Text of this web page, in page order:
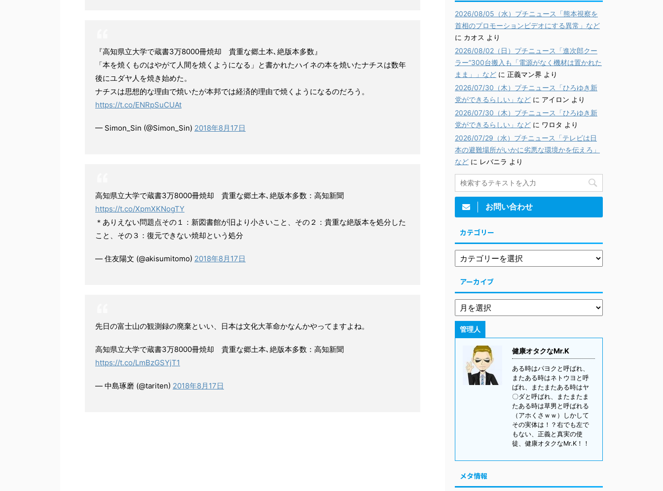
『高知県立大学で蔵書3万8000冊焼却 貴重な郷土本､絶版本多数』
「本を焼くものはやがて人間を焼くようになる」と書かれたハイネの本を焼いたナチスは数年
後にユダヤ人を焼き始めた。
ナチスは思想的な理由で焼いたが本邦では経済的理由で焼くようになるのだろう。
https://t.co/ENRpSuCUAt
— Simon_Sin (@Simon_Sin) 2018年8月17日
高知県立大学で蔵書3万8000冊焼却 貴重な郷土本､絶版本多数：高知新聞
https://t.co/XpmXKNogTY
＊ありえない問題点その１：新図書館が旧より小さいこと、その２：貴重な絶版本を処分した
こと、その３：復元できない焼却という処分
— 住友陽文 (@akisumitomo) 2018年8月17日
先日の富士山の観測録の廃棄といい、日本は文化大革命かなんかやってますよね。
高知県立大学で蔵書3万8000冊焼却 貴重な郷土本､絶版本多数：高知新聞
https://t.co/LmBzGSYjT1
— 中島琢磨 (@tariten) 2018年8月17日
2026/08/05（水）プチニュース「熊本視察を
首相のプロモーションビデオにする異常」など
に カオス より
2026/08/02（日）プチニュース「進次郎クー
ラー”300台搬入も「電源がなく機材は置かれた
まま」」など に 正義マン界 より
2026/07/30（木）プチニュース「ひろゆき新
党ができるらしい」など に アイロン より
2026/07/30（木）プチニュース「ひろゆき新
党ができるらしい」など に ワロタ より
2026/07/29（水）プチニュース「テレビは日
本の避難場所がいかに劣悪な環境かを伝えろ」
など に レバニラ より
お問い合わせ
カテゴリー
アーカイブ
管理人
健康オタクなMr.K
ある時はパヨクと呼ばれ、
またある時はネトウヨと呼
ばれ、またまたある時はヤ
〇ダと呼ばれ、またまたま
たある時は草男と呼ばれる
（アホくさｗｗ）しかして
その実体は！？右でも左で
もない、正義と真実の使
徒、健康オタクなMr.K！！
メタ情報